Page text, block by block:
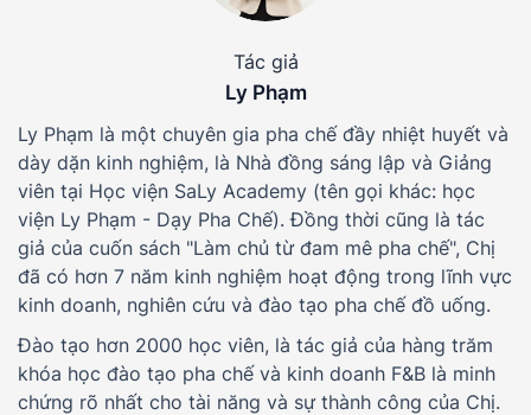
Tác giả
Ly Phạm
Ly Phạm là một chuyên gia pha chế đầy nhiệt huyết và
dày dặn kinh nghiệm, là Nhà đồng sáng lập và Giảng
viên tại Học viện SaLy Academy (tên gọi khác: học
viện Ly Phạm - Dạy Pha Chế). Đồng thời cũng là tác
giả của cuốn sách "Làm chủ từ đam mê pha chế", Chị
đã có hơn 7 năm kinh nghiệm hoạt động trong lĩnh vực
kinh doanh, nghiên cứu và đào tạo pha chế đồ uống.
Đào tạo hơn 2000 học viên, là tác giả của hàng trăm
khóa học đào tạo pha chế và kinh doanh F&B là minh
chứng rõ nhất cho tài năng và sự thành công của Chị.